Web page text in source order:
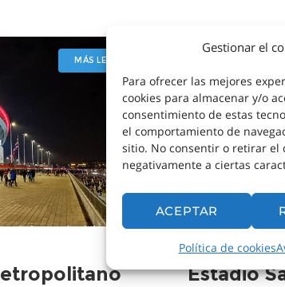
Gestionar el
Para ofrecer las mejores
cookies para almacenar y/o
consentimiento de estas
el comportamiento de
sitio. No consentir o retirar el
negativamente a ciertas
ACEPTAR
Política de cookies
MÁS LEIDO
Estadio